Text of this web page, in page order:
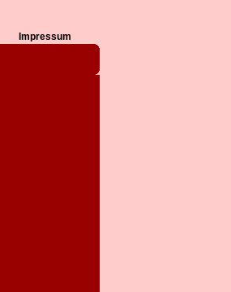
Impressum